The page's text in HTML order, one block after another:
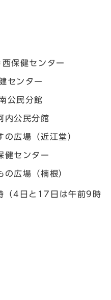
保健センター
センター
公民分館
内公民分館
広場（近江堂）
健センター
広場（楠根）
4日と17日は午前9時